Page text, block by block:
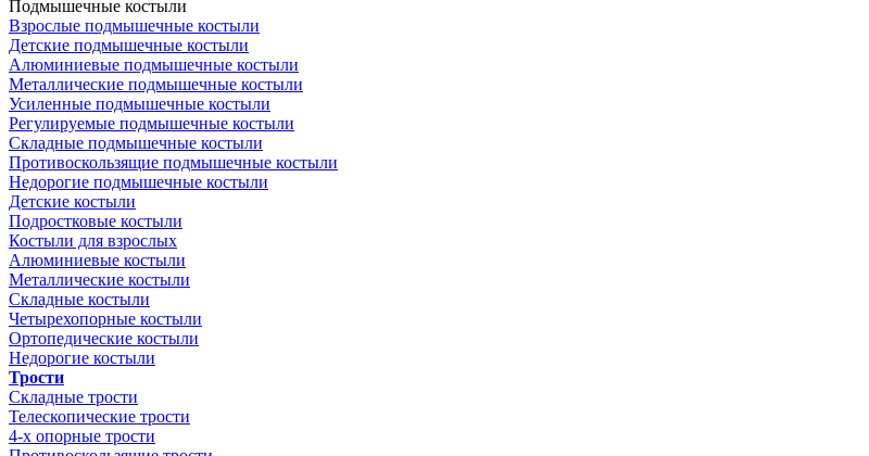
Подмышечные костыли
Взрослые подмышечные костыли
Детские подмышечные костыли
Алюминиевые подмышечные костыли
Металлические подмышечные костыли
Усиленные подмышечные костыли
Регулируемые подмышечные костыли
Складные подмышечные костыли
Противоскользящие подмышечные костыли
Недорогие подмышечные костыли
Детские костыли
Подростковые костыли
Костыли для взрослых
Алюминиевые костыли
Металлические костыли
Складные костыли
Четырехопорные костыли
Ортопедические костыли
Недорогие костыли
Трости
Складные трости
Телескопические трости
4-х опорные трости